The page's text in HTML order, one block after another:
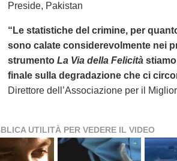
Preside, Pakistan
“Le statistiche del crimine, per
sono calate considerevolmente nei
strumento La Via della Felicità
finale sulla degradazione che ci
Direttore dell’Associazione per il
UTILITÀ PER VEDERE IL VIDEO